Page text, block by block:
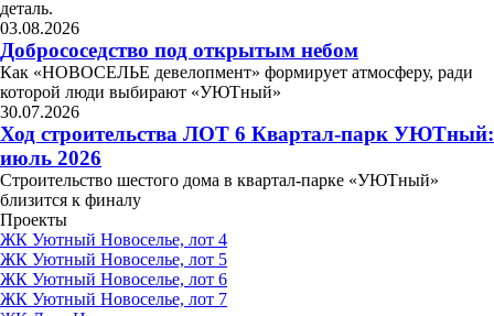
деталь.
03.08.2026
Добрососедство под открытым небом
Как «НОВОСЕЛЬЕ девелопмент» формирует атмосферу, ради
которой люди выбирают «УЮТный»
30.07.2026
Ход строительства ЛОТ 6 Квартал-парк УЮТный:
июль 2026
Строительство шестого дома в квартал-парке «УЮТный»
близится к финалу
Проекты
ЖК Уютный Новоселье, лот 4
ЖК Уютный Новоселье, лот 5
ЖК Уютный Новоселье, лот 6
ЖК Уютный Новоселье, лот 7